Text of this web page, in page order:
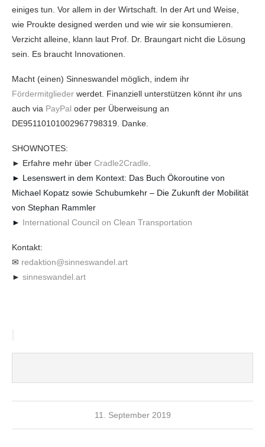
einiges tun. Vor allem in der Wirtschaft. In der Art und Weise,
wie Proukte designed werden und wie wir sie konsumieren.
Verzicht alleine, klann laut Prof. Dr. Braungart nicht die Lösung
sein. Es braucht Innovationen.
Macht (einen) Sinneswandel möglich, indem ihr
Fördermitglieder werdet. Finanziell unterstützen könnt ihr uns
auch via PayPal oder per Überweisung an
DE95110101002967798319. Danke.
SHOWNOTES:
► Erfahre mehr über Cradle2Cradle
► Lesenswert in dem Kontext: Das Buch Ökoroutine von
Michael Kopatz sowie Schubumkehr – Die Zukunft der Mobilität
von Stephan Rammler
► International Council on Clean Transportation
Kontakt:
✉ redaktion@sinneswandel.art
► sinneswandel.art
11. September 2019